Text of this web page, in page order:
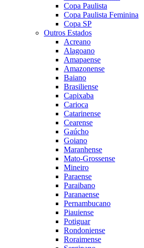
Copa Paulista
Copa Paulista Feminina
Copa SP
Outros Estados
Acreano
Alagoano
Amapaense
Amazonense
Baiano
Brasiliense
Capixaba
Carioca
Catarinense
Cearense
Gaúcho
Goiano
Maranhense
Mato-Grossense
Mineiro
Paraense
Paraibano
Paranaense
Pernambucano
Piauiense
Potiguar
Rondoniense
Roraimense